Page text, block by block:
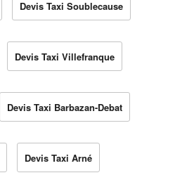
Devis Taxi Soublecause
Devis Taxi Villefranque
Devis Taxi Barbazan-Debat
Devis Taxi Arné